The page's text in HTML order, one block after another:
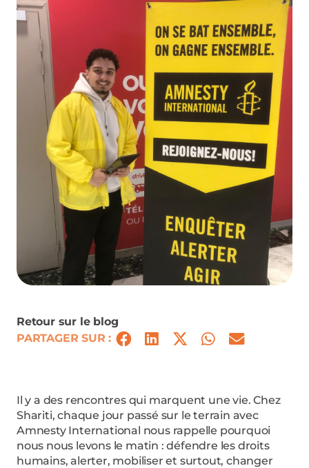
Retour sur le blog
PARTAGER SUR :
Il y a des rencontres qui marquent une vie. Chez
Shariti, chaque jour passé sur le terrain avec
Amnesty International nous rappelle pourquoi
nous nous levons le matin : défendre les droits
humains, alerter, mobiliser et surtout, changer